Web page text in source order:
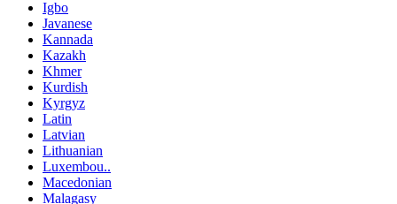
Igbo
Javanese
Kannada
Kazakh
Khmer
Kurdish
Kyrgyz
Latin
Latvian
Lithuanian
Luxembou..
Macedonian
Malagasy